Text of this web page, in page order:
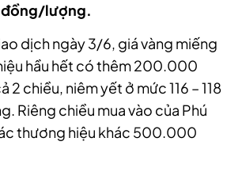
đồng/lượng.
dịch ngày 3/6, giá vàng miếng
hầu hết có thêm 200.000
chiều, niêm yết ở mức 116 – 118
Riêng chiều mua vào của Phú
thương hiệu khác 500.000